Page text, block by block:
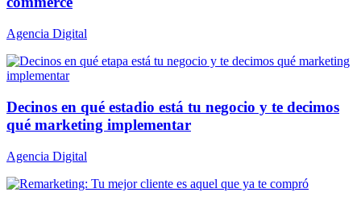
Agencia Digital
Decinos en qué estadio está tu negocio y te decimos
qué marketing implementar
Agencia Digital